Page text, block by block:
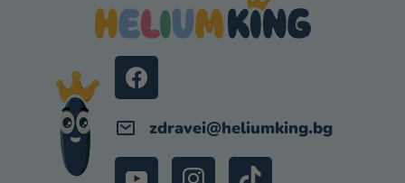
zdravei@heliumking.bg